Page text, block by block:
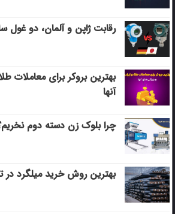
رقابت ژاپن و آلمان، دو غول
بهترین بروکر برای معاملات
آنها
چرا بلوک زن دسته دوم
بهترین روش خرید میلگرد در